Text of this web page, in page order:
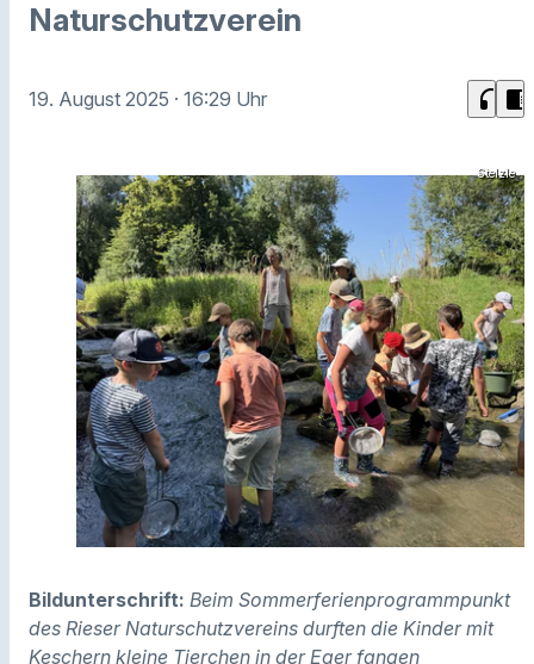
Naturschutzverein
19. August 2025 · 16:29 Uhr headphones chrome_reader_mode
Stelzle
Bildunterschrift: Beim Sommerferienprogrammpunkt
des Rieser Naturschutzvereins durften die Kinder mit
Keschern kleine Tierchen in der Eger fangen